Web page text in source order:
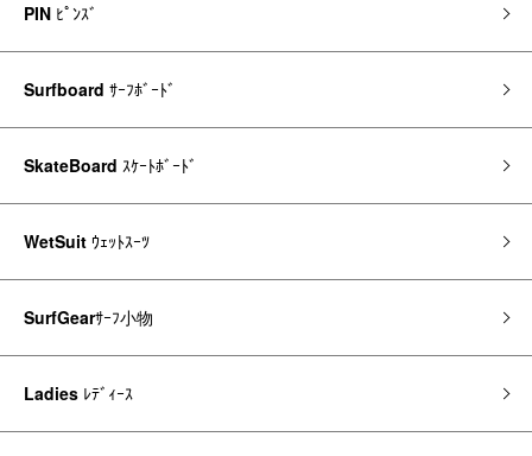
PIN ﾋﾟﾝｽﾞ
Surfboard ｻｰﾌﾎﾞｰﾄﾞ
SkateBoard ｽｹｰﾄﾎﾞｰﾄﾞ
WetSuit ｳｪｯﾄｽｰﾂ
SurfGearｻｰﾌ小物
Ladies ﾚﾃﾞｨｰｽ